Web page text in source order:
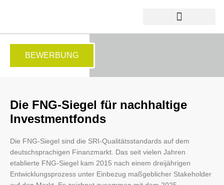
BEWERBUNG
Die FNG-Siegel für nachhaltige
Investmentfonds
Die FNG-Siegel sind die SRI-Qualitätsstandards auf dem
deutschsprachigen Finanzmarkt. Das seit vielen Jahren
etablierte FNG-Siegel kam 2015 nach einem dreijährigen
Entwicklungsprozess unter Einbezug maßgeblicher Stakeholder